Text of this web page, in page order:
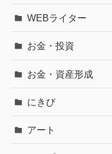
WEBライター
お金・投資
お金・資産形成
にきび
アート